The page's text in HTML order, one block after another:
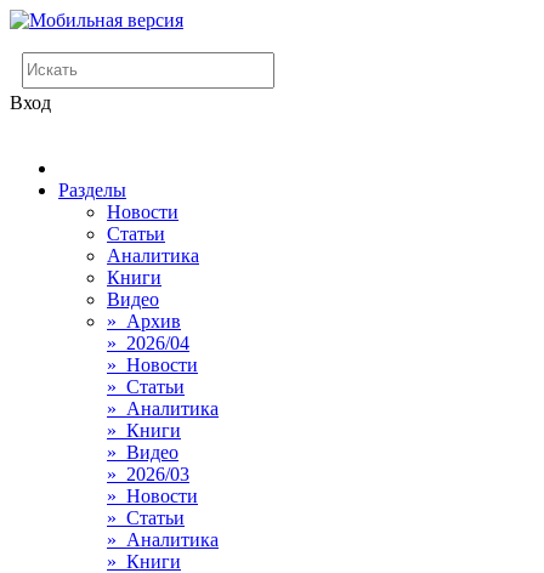
Вход
Разделы
Новости
Статьи
Аналитика
Книги
Видео
» Архив
» 2026/04
» Новости
» Статьи
» Аналитика
» Книги
» Видео
» 2026/03
» Новости
» Статьи
» Аналитика
» Книги